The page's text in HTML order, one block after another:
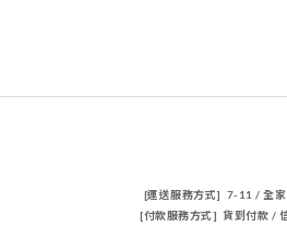
[運送服務方式] 7-11 / 全家
[付款服務方式] 貨到付款 /